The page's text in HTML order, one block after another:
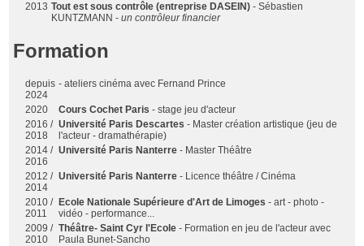
2013 Tout est sous contrôle (entreprise DASEIN) - Sébastien
KUNTZMANN -un contrôleur financier
Formation
depuis
2024
- ateliers cinéma avec Fernand Prince
2020 Cours Cochet Paris - stage jeu d'acteur
2016 /
2018
Université Paris Descartes - Master création artistique (jeu de
l'acteur - dramathérapie)
2014 /
2016
Université Paris Nanterre - Master Théâtre
2012 /
2014
Université Paris Nanterre - Licence théâtre / Cinéma
2010 /
2011
Ecole Nationale Supérieure d'Art de Limoges - art - photo -
vidéo - performance...
2009 /
2010
Théâtre- Saint Cyr l'Ecole - Formation en jeu de l'acteur avec
Paula Bunet-Sancho